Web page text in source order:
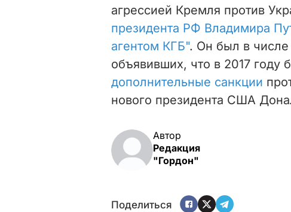
агрессией Кремля против
президента РФ Владимира
агентом КГБ". Он был в числе
объявивших, что в 2017 году
дополнительные санкции
нового президента США
Автор
Редакция
"Гордон"
Поделиться